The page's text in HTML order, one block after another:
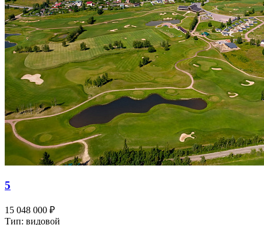
5
15 048 000 ₽
Тип: видовой